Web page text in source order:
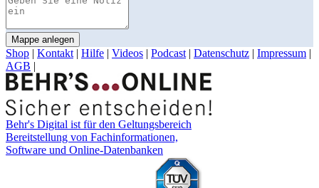
Mappe anlegen
Shop | Kontakt | Hilfe | Videos | Podcast | Datenschutz | Impressum |
AGB |
Behr's Digital ist für den Geltungsbereich
Bereitstellung von Fachinformationen,
Software und Online-Datenbanken